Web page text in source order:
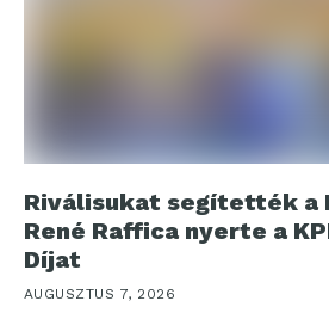
Riválisukat segítették a
René Raffica nyerte a
Díjat
AUGUSZTUS 7, 2026